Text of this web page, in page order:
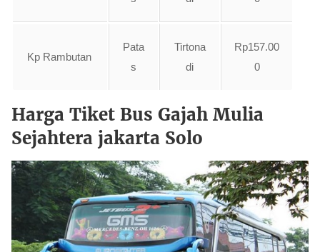
Kp Rambutan
Pata
s
Tirtona
di
Rp157.00
0
Harga Tiket Bus Gajah Mulia
Sejahtera jakarta Solo